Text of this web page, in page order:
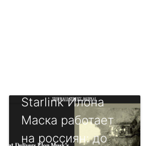
Starlink Илона
Маска работает
на россиян: до